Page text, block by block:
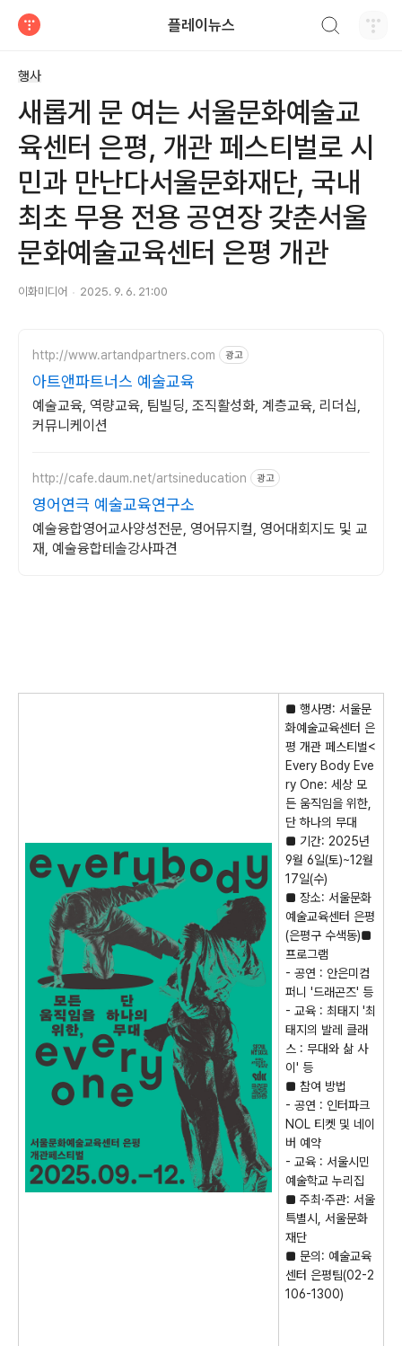
플레이뉴스
행사
새롭게 문 여는 서울문화예술교
육센터 은평, 개관 페스티벌로 시
민과 만난다서울문화재단, 국내
최초 무용 전용 공연장 갖춘서울
문화예술교육센터 은평 개관
이화미디어 2025. 9. 6. 21:00
http://www.artandpartners.com 광고
아트앤파트너스 예술교육
예술교육, 역량교육, 팀빌딩, 조직활성화, 계층교육, 리더십,
커뮤니케이션
http://cafe.daum.net/artsineducation 광고
영어연극 예술교육연구소
예술융합영어교사양성전문, 영어뮤지컬, 영어대회지도 및 교
재, 예술융합테솔강사파견
■ 행사명: 서울문
화예술교육센터 은
평 개관 페스티벌<
Every Body Eve
ry One: 세상 모
든 움직임을 위한
단 하나의 무대
■ 기간: 2025년
9월 6일(토)~12월
17일(수)
■ 장소: 서울문화
예술교육센터 은평
(은평구 수색동)■
프로그램
- 공연 : 안은미컴
퍼니 '드래곤즈' 등
- 교육 : 최태지 '최
태지의 발레 클래
스 : 무대와 삶 사
이 ' 등
■ 참여 방법
- 공연 : 인터파크
NOL 티켓 및 네이
버 예약
- 교육 : 서울시민
예술학교 누리집
■ 주최 ·주관: 서울
특별시
서울문화
재단
■ 문의 : 예술교육
센터 은평팀(02-2
106-1300)